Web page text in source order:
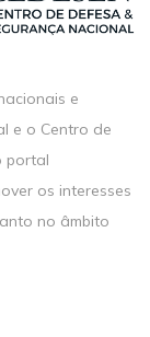
e
e o Centro de
portal
os interesses
no âmbito